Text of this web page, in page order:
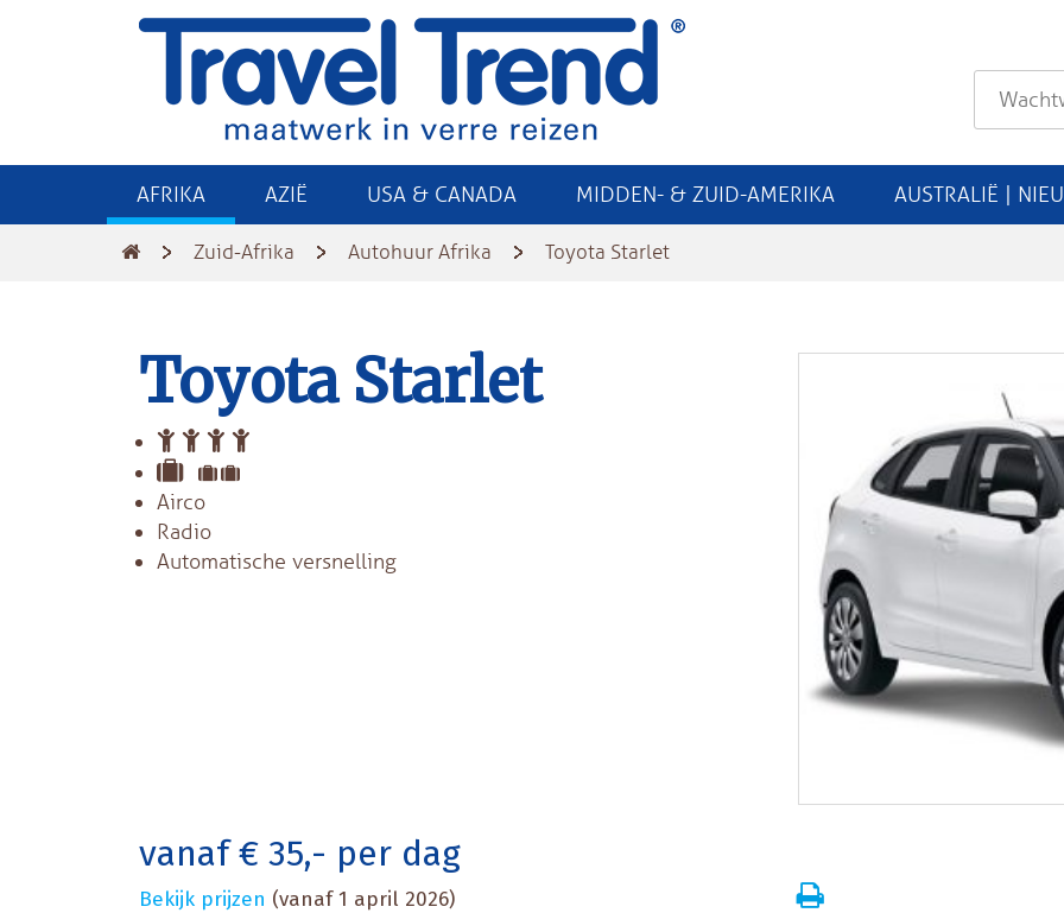
AFRIKA AZIË USA & CANADA MIDDEN- & ZUID-AMERIKA AUSTRALIË |
Zuid-Afrika Autohuur Afrika Toyota Starlet
Toyota Starlet
Airco
Radio
Automatische versnelling
vanaf € 35,- per dag
Bekijk prijzen (vanaf 1 april 2026)